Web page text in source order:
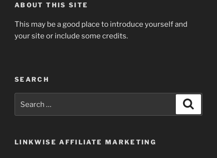
ABOUT THIS SITE
This may be a good place to introduce yourself and
your site or include some credits.
SEARCH
LINKWISE AFFILIATE MARKETING